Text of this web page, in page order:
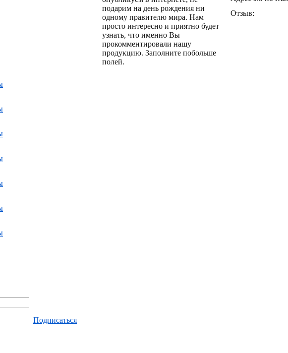
Подписаться
подарим на день рождения ни
одному правителю мира. Нам
просто интересно и приятно будет
узнать, что именно Вы
прокомментировали нашу
продукцию. Заполните побольше
полей.
Отзыв: